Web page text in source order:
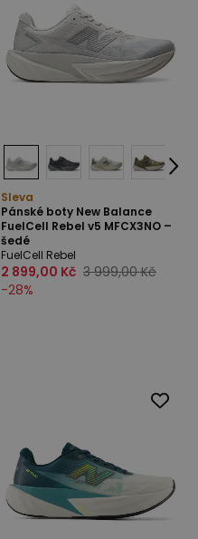
Sleva
Pánské boty New Balance
FuelCell Rebel v5 MFCX3NO –
šedé
FuelCell Rebel
2 899,00 Kč 3 999,00 Kč
-28%